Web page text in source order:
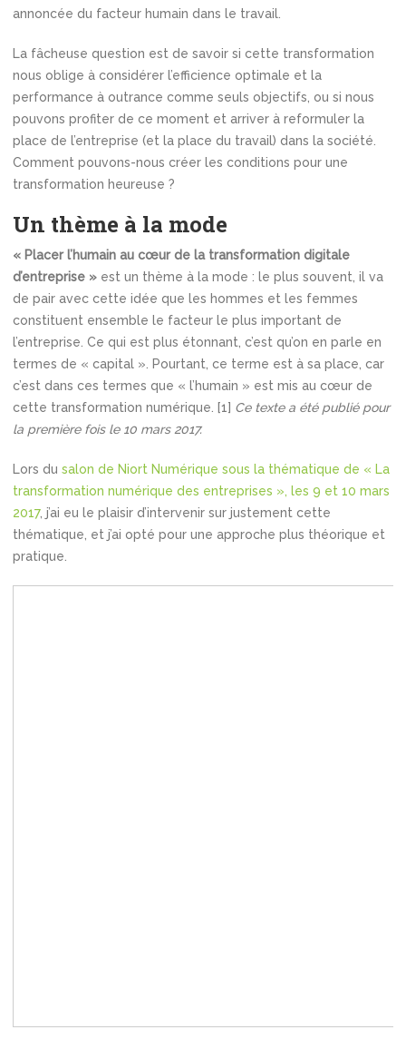
annoncée du facteur humain dans le travail.
La fâcheuse question est de savoir si cette transformation
nous oblige à considérer l’efficience optimale et la
performance à outrance comme seuls objectifs, ou si nous
pouvons profiter de ce moment et arriver à reformuler la
place de l’entreprise (et la place du travail) dans la société.
Comment pouvons-nous créer les conditions pour une
transformation heureuse ?
Un thème à la mode
« Placer l’humain au cœur de la transformation digitale
d’entreprise » est un thème à la mode : le plus souvent, il va
de pair avec cette idée que les hommes et les femmes
constituent ensemble le facteur le plus important de
l’entreprise. Ce qui est plus étonnant, c’est qu’on en parle en
termes de « capital ». Pourtant, ce terme est à sa place, car
c’est dans ces termes que « l’humain » est mis au cœur de
cette transformation numérique. [1] Ce texte a été publié pour
la première fois le 10 mars 2017.
Lors du salon de Niort Numérique sous la thématique de « La
transformation numérique des entreprises », les 9 et 10 mars
2017, j’ai eu le plaisir d’intervenir sur justement cette
thématique, et j’ai opté pour une approche plus théorique et
pratique.